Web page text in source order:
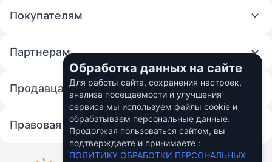
Покупателям
Партнерам
Продавцам
Правовая информация
© 2026 Fincom Teh Ltd.
Обработка данных на сайте
Для работы сайта, сохранения настроек,
анализа посещаемости и улучшения
сервиса мы используем файлы cookie и
обрабатываем персональные данные.
Продолжая пользоваться сайтом, вы
подтверждаете и принимаете :
ПОЛИТИКУ ОБРАБОТКИ ПЕРСОНАЛЬНЫХ